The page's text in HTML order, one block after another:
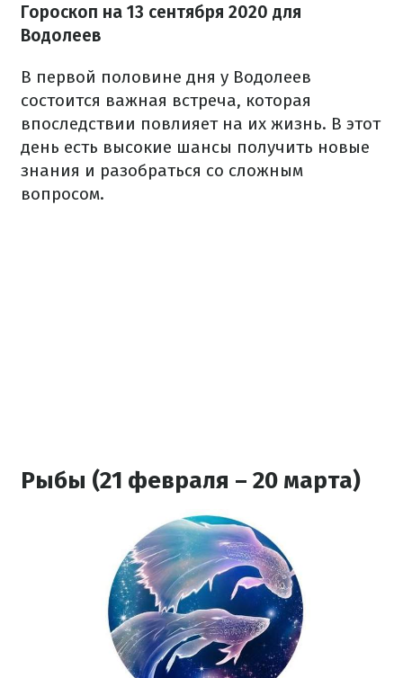
Гороскоп на 13 сентября 2020 для
Водолеев
В первой половине дня у Водолеев
состоится важная встреча, которая
впоследствии повлияет на их жизнь. В этот
день есть высокие шансы получить новые
знания и разобраться со сложным
вопросом.
Рыбы (21 февраля – 20 марта)